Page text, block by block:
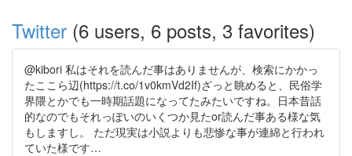
Twitter (6 users, 6 posts, 3 favorites)
@kibori 私はそれを読んだ事はありませんが、検索にかかっ
たここら辺(https://t.co/1v0kmVd2If)ざっと眺めると、民俗学
界隈とかでも一時期話題になってたみたいですね。日本昔話
的なのでもそれっぽいのいくつか見たor読んだ事ある様な気
もしますし。 ただ現実は小説よりも悲惨な事が連綿と行われ
ていた様です…